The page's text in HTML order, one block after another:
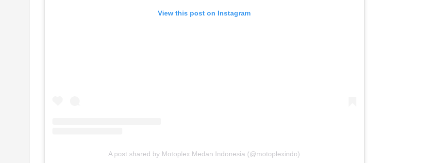
View this post on Instagram
A post shared by Motoplex Medan Indonesia (@motoplexindo)